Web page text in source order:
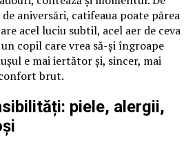
aniversări, catifeaua poate părea
acel luciu subtil, acel aer de ceva
copil care vrea să-și îngroape
e mai iertător și, sincer, mai
brut.
piele, alergii,